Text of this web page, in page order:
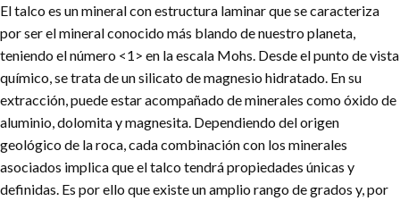
El talco es un mineral con estructura laminar que se caracteriza
por ser el mineral conocido más blando de nuestro planeta,
teniendo el número <1> en la escala Mohs. Desde el punto de vista
químico, se trata de un silicato de magnesio hidratado. En su
extracción, puede estar acompañado de minerales como óxido de
aluminio, dolomita y magnesita. Dependiendo del origen
geológico de la roca, cada combinación con los minerales
asociados implica que el talco tendrá propiedades únicas y
definidas. Es por ello que existe un amplio rango de grados y, por